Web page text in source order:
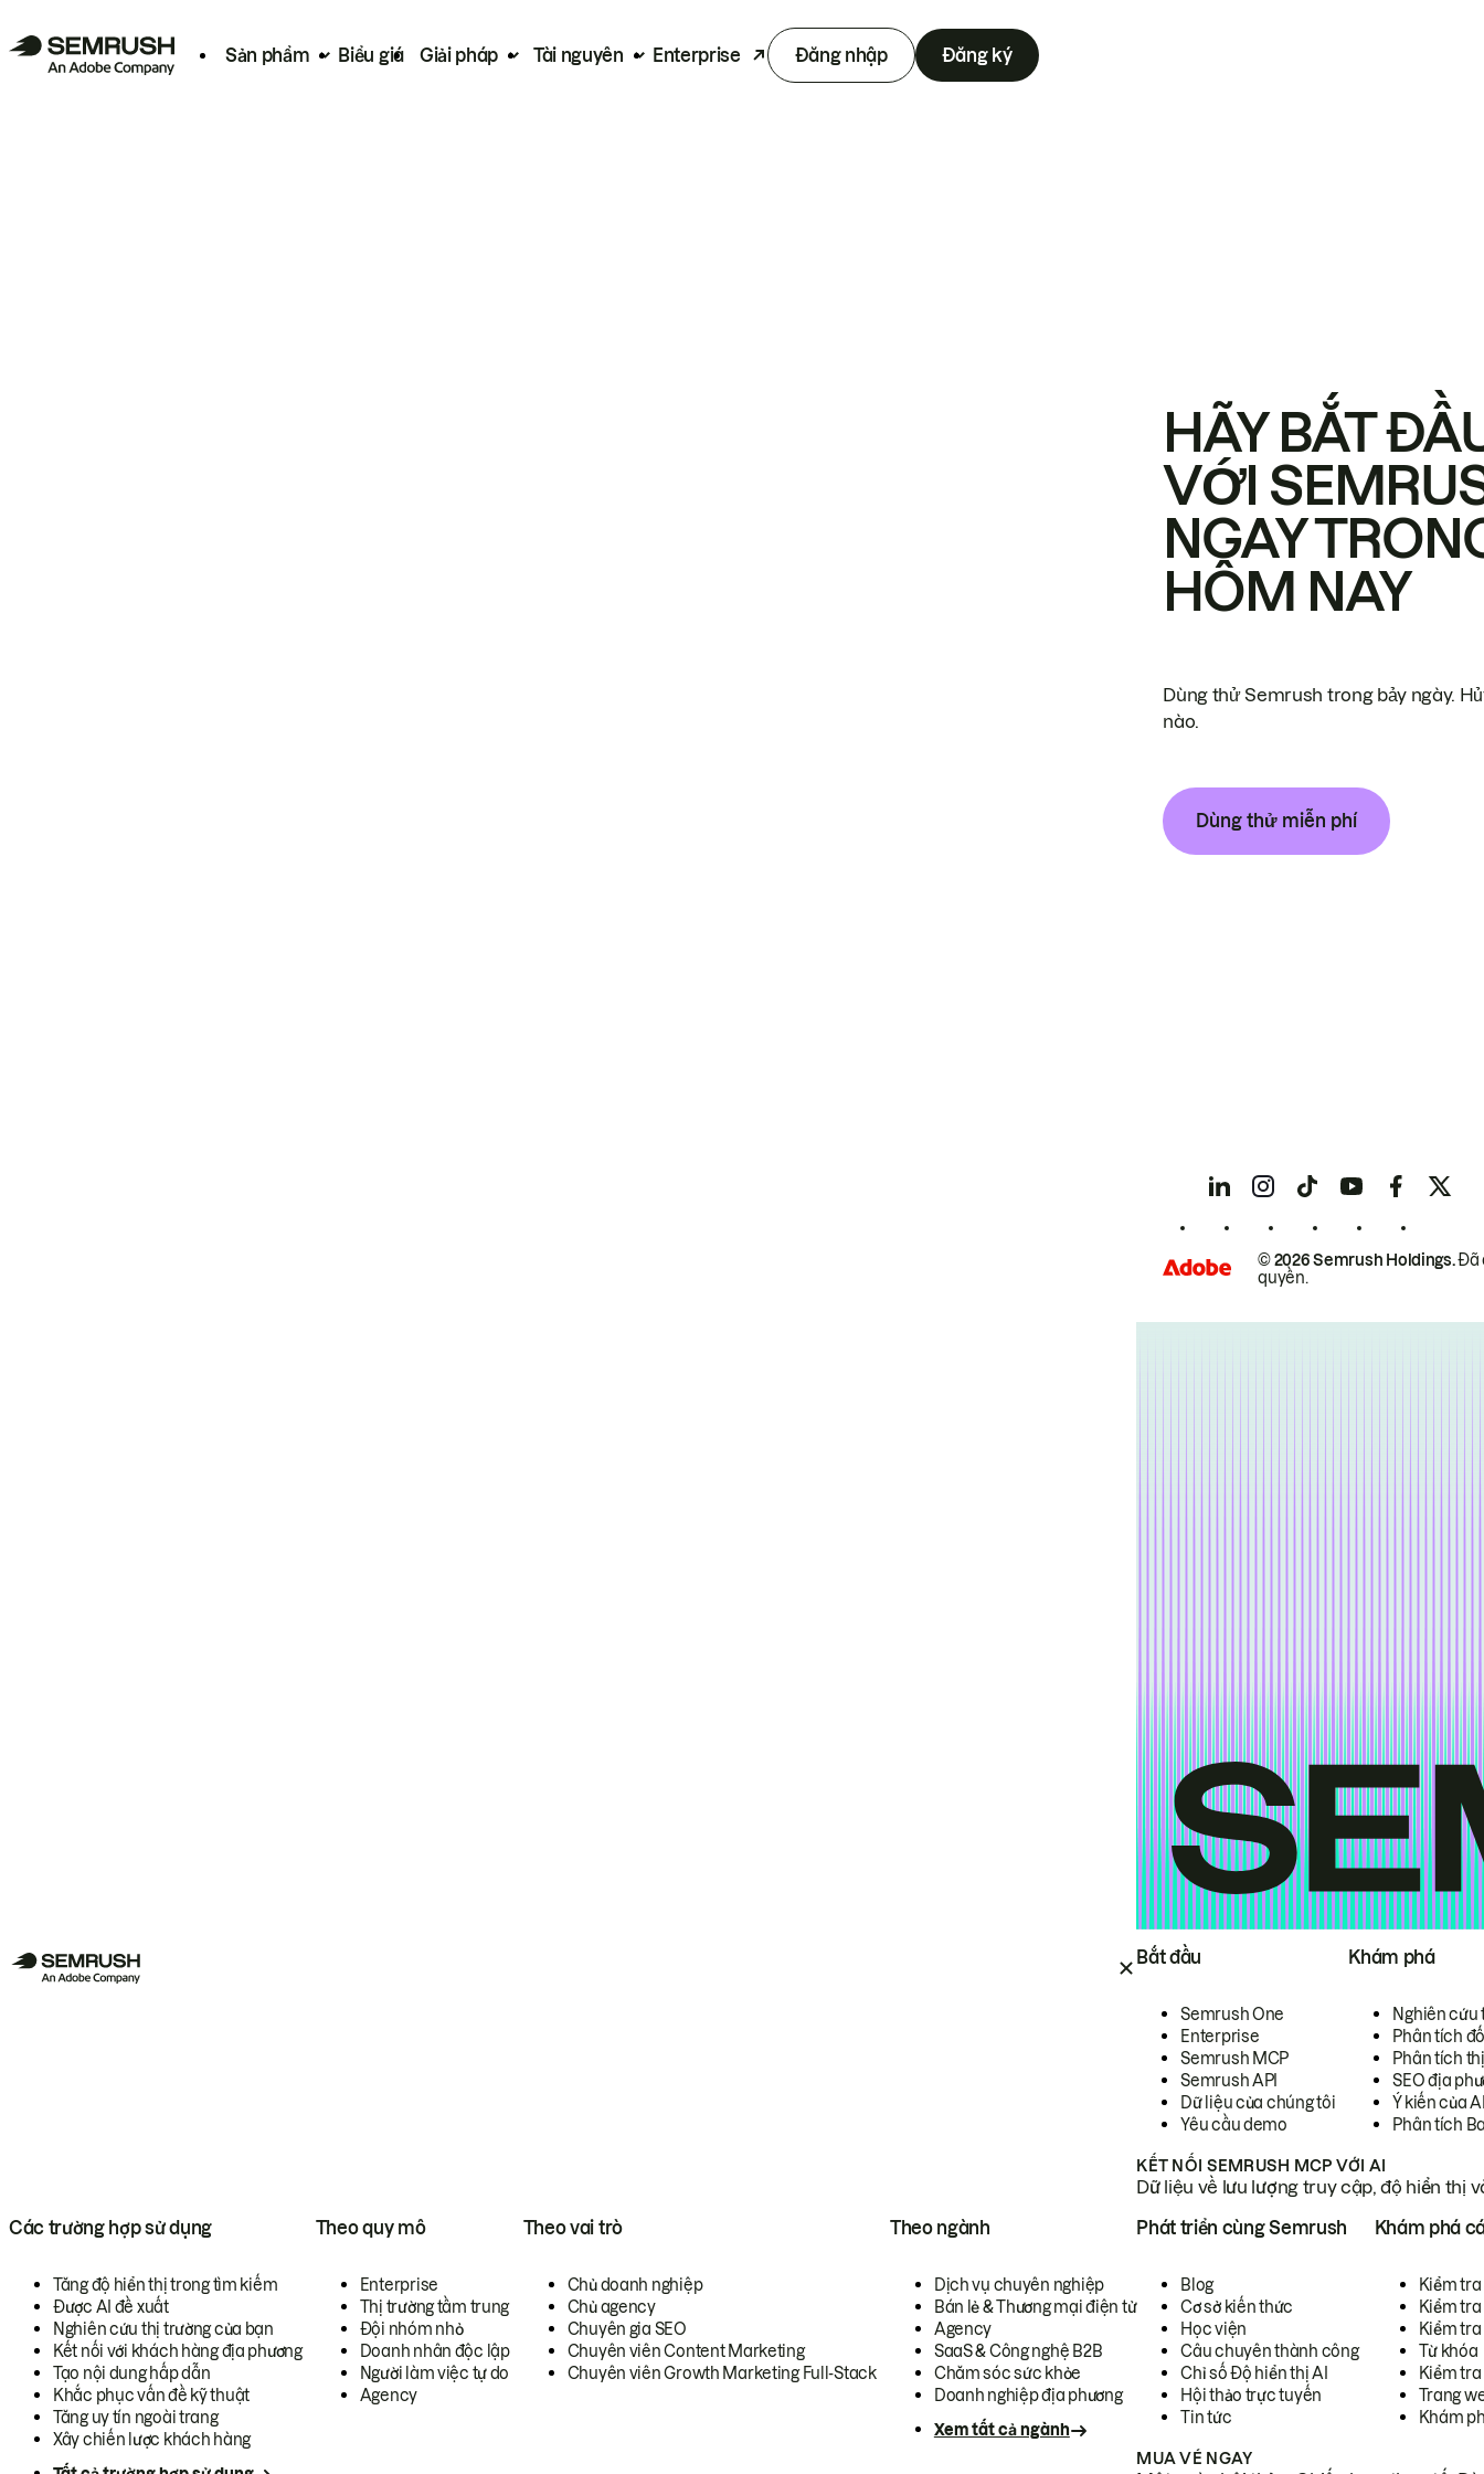
Sản phẩm Biểu giá Giải pháp Tài nguyên Enterprise Đăng nhập Đăng ký
Bắt đầu
Semrush One
Enterprise
Semrush MCP
Semrush API
Dữ liệu của chúng tôi
Yêu cầu demo
Khám phá
Nghiên cứu
Phân tích
Phân tích
SEO địa
Ý kiến của
Phân tích
KẾT NỐI SEMRUSH MCP VỚI AI
Dữ liệu về lưu lượng truy cập, độ hiển thị
Các trường hợp sử dụng
Tăng độ hiển thị trong tìm kiếm
Được AI đề xuất
Nghiên cứu thị trường của bạn
Kết nối với khách hàng địa phương
Tạo nội dung hấp dẫn
Khắc phục vấn đề kỹ thuật
Tăng uy tín ngoài trang
Xây chiến lược khách hàng
Theo quy mô
Enterprise
Thị trường tầm trung
Đội nhóm nhỏ
Doanh nhân độc lập
Người làm việc tự do
Agency
Theo vai trò
Chủ doanh nghiệp
Chủ agency
Chuyên gia SEO
Chuyên viên Content Marketing
Chuyên viên Growth Marketing Full-Stack
Theo ngành
Dịch vụ chuyên nghiệp
Bán lẻ & Thương mại điện tử
Agency
SaaS & Công nghệ B2B
Chăm sóc sức khỏe
Doanh nghiệp địa phương
Xem tất cả ngành
Phát triển cùng Semrush
Blog
Cơ sở kiến thức
Học viện
Câu chuyên thành công
Chỉ số Độ hiển thị AI
Hội thảo trực tuyến
Tin tức
Khám phá
Kiểm
Kiểm tra
Kiểm
Từ khóa
Kiểm
Trang
Khám
MUA VÉ NGAY
HÃY BẮT
VỚI
NGAY
HÔM NAY
Dùng thử Semrush trong bảy ngày.
nào.
Dùng thử miễn phí
© 2026 Semrush Holdings.Đã
quyền.